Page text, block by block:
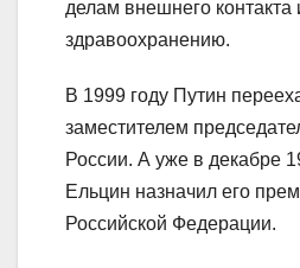
делам внешнего контакта
здравоохранению.
В 1999 году Путин
заместителем
России. А уже в декабре
Ельцин назначил его
Российской Федерации.